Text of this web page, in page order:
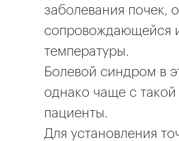
заболевания почек,
сопровождающейся
температуры.
Болевой синдром в
однако чаще с
пациенты.
Для установления